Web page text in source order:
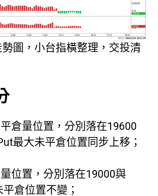
圖，小台指橫整理，交投清
倉量位置，分別落在19600
最大未平倉位置同步上移；
位置，分別落在19000與
倉位置不變；